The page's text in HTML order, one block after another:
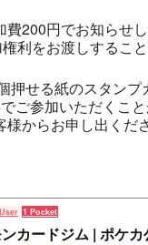
費200円でお知らせ
利をお渡しするこ
押せる紙のスタン
ご参加いただくこ
様からお申し出くだ
1 Pocket
カードジム | ポケカ